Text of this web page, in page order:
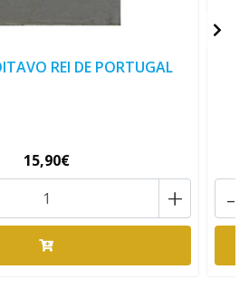
REI DE PORTUGAL
15,90€
+ -